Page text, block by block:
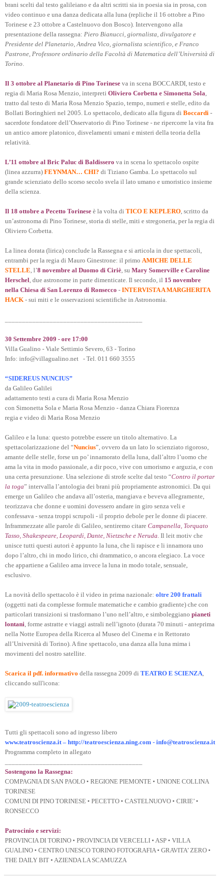
brani scelti dal testo galileiano e da altri scritti sia in poesia sia in prosa, con
video continuo e una danza dedicata alla luna (repliche il 16 ottobre a Pino
Torinese e 23 ottobre a Castelnuovo don Bosco). Intervengono alla
presentazione della rassegna: Piero Bianucci, giornalista, divulgatore e
Presidente del Planetario, Andrea Vico, giornalista scientifico, e Franco
Pastrone, Professore ordinario della Facoltà di Matematica dell’Università di
Torino
Il 3 ottobre al Planetario di Pino Torinese va in scena BOCCARDI, testo e
regia di Maria Rosa Menzio, interpreti Oliviero Corbetta e Simonetta Sola
tratto dal testo di Maria Rosa Menzio Spazio, tempo, numeri e stelle, edito da
Bollati Boringhieri nel 2005. Lo spettacolo, dedicato alla figura di Boccardi -
sacerdote fondatore dell’Osservatorio di Pino Torinese - ne ripercorre la vita fra
un antico amore platonico, disvelamenti umani e misteri della teoria della
relatività.
L’11 ottobre al Bric Paluc di Baldissero va in scena lo spettacolo ospite
(linea azzurra) FEYNMAN… CHI? di Tiziano Gamba. Lo spettacolo sul
grande scienziato dello scorso secolo svela il lato umano e umoristico insieme
della scienza.
Il 18 ottobre a Pecetto Torinese è la volta di TICO E KEPLERO , scritto da
un’astronoma di Pino Torinese, storia di stelle, miti e stregoneria, per la regia di
Oliviero Corbetta.
La linea dorata (lirica) conclude la Rassegna e si articola in due spettacoli,
entrambi per la regia di Mauro Ginestrone: il primo AMICHE DELLE
STELLE , l’8 novembre al Duomo di Ciriè , su Mary Somerville e Caroline
Herschel , due astronome in parte dimenticate. Il secondo, il 15 novembre
nella Chiesa di San Lorenzo di Ronsecco - INTERVISTA A MARGHERITA
HACK - sui miti e le osservazioni scientifiche in Astronomia.
30 Settembre 2009 - ore 17:00
Villa Gualino - Viale Settimio Severo, 63 - Torino
Info: info@villagualino.net - Tel. 011 660 3555
“SIDEREUS NUNCIUS”
da Galileo Galilei
adattamento testi a cura di Maria Rosa Menzio
con Simonetta Sola e Maria Rosa Menzio - danza Chiara Fiorenza
regia e video di Maria Rosa Menzio
Galileo e la luna: questo potrebbe essere un titolo alternativo. La
spettacolarizzazione del “Nuncius”, ovvero da un lato lo scienziato rigoroso,
amante delle stelle, forse un po’ innamorato della luna, dall’altro l’uomo che
ama la vita in modo passionale, a dir poco, vive con umorismo e arguzia, e con
una certa presunzione. Una selezione di strofe scelte dal testo “Contro il portar
la toga” intervalla l’antologia dei brani più propriamente astronomici. Da qui
emerge un Galileo che andava all’osteria, mangiava e beveva allegramente,
teorizzava che donne e uomini dovessero andare in giro senza veli e
confessava - senza troppi scrupoli - il proprio debole per le donne di piacere.
Inframmezzate alle parole di Galileo, sentiremo citare Campanella, Torquato
Tasso, Shakespeare, Leopardi, Dante, Nietzsche e Neruda. Il leit motiv che
unisce tutti questi autori è appunto la luna, che li rapisce e li innamora uno
dopo l’altro, chi in modo lirico, chi drammatico, o ancora elegiaco. La voce
che appartiene a Galileo ama invece la luna in modo totale, sensuale,
esclusivo.
La novità dello spettacolo è il video in prima nazionale: oltre 200 frattali
(oggetti nati da complesse formule matematiche e cambio gradiente) che con
particolari transizioni si trasformano l’uno nell’altro, e simboleggiano pianeti
lontani , forme astratte e viaggi astrali nell’ignoto (durata 70 minuti - anteprima
nella Notte Europea della Ricerca al Museo del Cinema e in Rettorato
all’Università di Torino). A fine spettacolo, una danza alla luna mima i
movimenti del nostro satellite.
Scarica il pdf. informativo della rassegna 2009 di TEATRO E SCIENZA
cliccando sull'icona:
Tutti gli spettacoli sono ad ingresso libero
www.teatroscienza.it – http://teatroescienza.ning.com - info@teatroscienza.it
Programma completo in allegato
Sostengono la Rassegna:
COMPAGNIA DI SAN PAOLO • REGIONE PIEMONTE • UNIONE COLLINA
TORINESE
COMUNI DI PINO TORINESE • PECETTO • CASTELNUOVO • CIRIE’ •
RONSECCO
Patrocinio e servizi:
PROVINCIA DI TORINO • PROVINCIA DI VERCELLI • ASP • VILLA
GUALINO • CENTRO UNESCO TORINO FOTOGRAFIA • GRAVITA’ ZERO •
THE DAILY BIT • AZIENDA LA SCAMUZZA